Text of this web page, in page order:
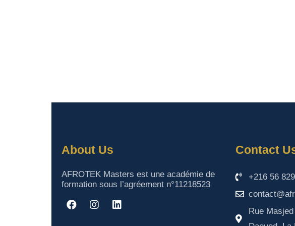
About Us
AFROTEK Masters est une académie de
formation sous l’agréement n°11218523
Contact
+216 56
Rue